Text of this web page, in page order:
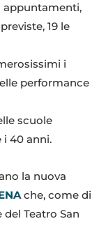
appuntamenti,
19 le
i
performance
scuole
i 40 anni.
la nuova
che, come di
Teatro San